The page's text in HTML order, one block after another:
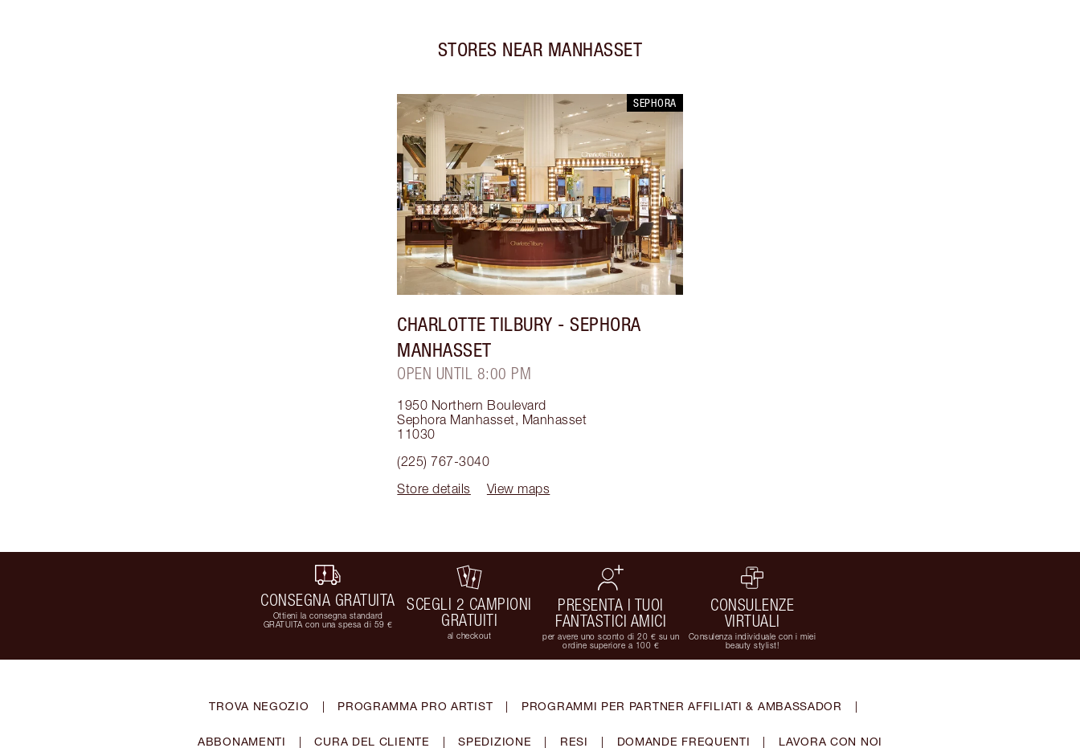
STORES NEAR MANHASSET
SEPHORA
CHARLOTTE TILBURY - SEPHORA
MANHASSET
OPEN UNTIL 8:00 PM
1950 Northern Boulevard
Sephora Manhasset, Manhasset
11030
(225) 767-3040
Store details
View maps
CONSEGNA GRATUITA
Ottieni la consegna standard
GRATUITA con una spesa di 59 €
SCEGLI 2 CAMPIONI
GRATUITI
al checkout
PRESENTA I TUOI
FANTASTICI AMICI
per avere uno sconto di 20 € su un
ordine superiore a 100 €
CONSULENZE
VIRTUALI
Consulenza individuale con i miei
beauty stylist!
TROVA NEGOZIO | PROGRAMMA PRO ARTIST | PROGRAMMI PER PARTNER AFFILIATI & AMBASSADOR |
ABBONAMENTI | CURA DEL CLIENTE | SPEDIZIONE | RESI | DOMANDE FREQUENTI | LAVORA CON NOI